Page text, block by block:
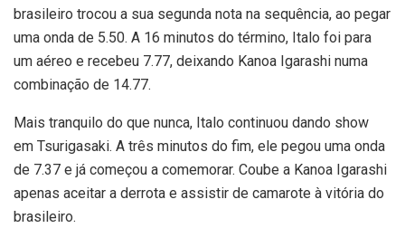
brasileiro trocou a sua segunda nota na sequência, ao pegar
uma onda de 5.50. A 16 minutos do término, Italo foi para
um aéreo e recebeu 7.77, deixando Kanoa Igarashi numa
combinação de 14.77.
Mais tranquilo do que nunca, Italo continuou dando show
em Tsurigasaki. A três minutos do fim, ele pegou uma onda
de 7.37 e já começou a comemorar. Coube a Kanoa Igarashi
apenas aceitar a derrota e assistir de camarote à vitória do
brasileiro.